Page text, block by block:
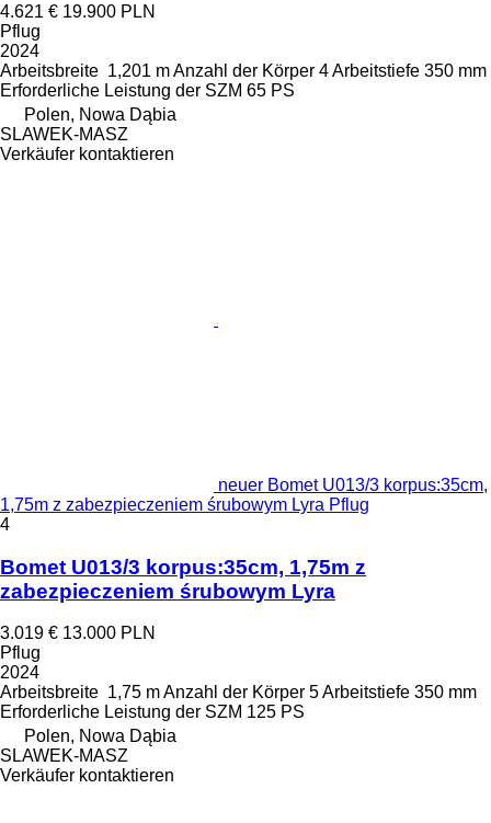
4.621 € 19.900 PLN
Pflug
2024
Arbeitsbreite 1,201 mAnzahl der Körper 4Arbeitstiefe 350 mm
Erforderliche Leistung der SZM 65 PS
Polen, Nowa Dąbia
SLAWEK-MASZ
Verkäufer kontaktieren
neuer Bomet U013/3 korpus:35cm,
1,75m z zabezpieczeniem śrubowym Lyra Pflug
4
Bomet U013/3 korpus:35cm, 1,75m z
zabezpieczeniem śrubowym Lyra
3.019 € 13.000 PLN
Pflug
2024
Arbeitsbreite 1,75 mAnzahl der Körper 5Arbeitstiefe 350 mm
Erforderliche Leistung der SZM 125 PS
Polen, Nowa Dąbia
SLAWEK-MASZ
Verkäufer kontaktieren